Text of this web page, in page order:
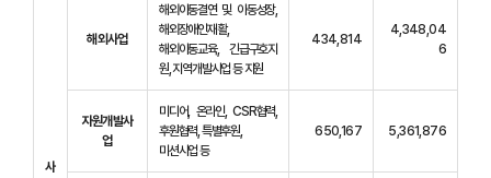
사
해외사업
해외아동결연 및 아동성장,
해외장애인재활,
해외아동교육, 긴급구호지
원, 지역개발사업 등 지원
434,814
4,348,04
6
자원개발사
업
미디어, 온라인, CSR협력,
후원협력, 특별후원,
미션사업 등
650,167 5,361,876